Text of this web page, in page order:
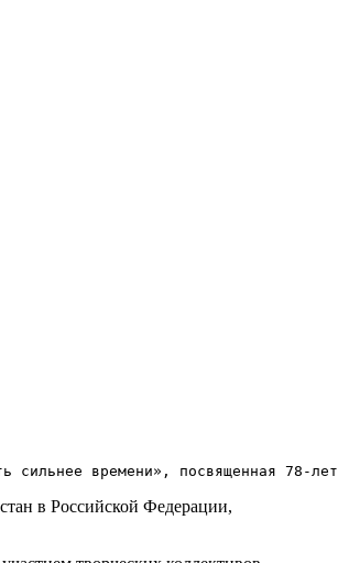
времени», посвященная
в Российской Федерации,